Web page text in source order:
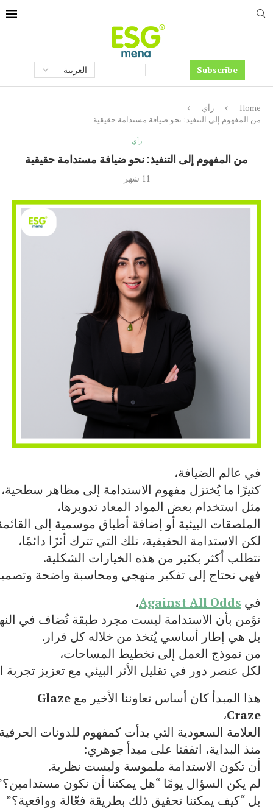
Subscribe
Home
رأي
من المفهوم إلى التنفيذ: نحو ضيافة مستدامة حقيقية
رأي
من المفهوم إلى التنفيذ: نحو ضيافة مستدامة حقيقية
11 شهر
في عالم الضيافة،
كثيرًا ما يُختزل مفهوم الاستدامة إلى مظاهر سطحية،
مثل استخدام بعض المواد المعاد تدويرها،
الملصقات البيئية أو إضافة أطباق موسمية إلى
لكن الاستدامة الحقيقية، تلك التي تترك أثرًا دائمًا،
تتطلب أكثر بكثير من هذه الخيارات الشكلية.
فهي تحتاج إلى تفكير منهجي ومحاسبة واضحة
في Against All Odds،
نؤمن بأن الاستدامة ليست مجرد طبقة تُضاف في
بل هي إطار أساسي يُتخذ من خلاله كل قرار.
من نموذج العمل إلى تخطيط المساحات،
لكل عنصر دور في تقليل الأثر البيئي مع تعزيز
هذا المبدأ كان أساس تعاوننا الأخير مع Glaze
Craze،
العلامة السعودية التي بدأت كمفهوم للدونات
منذ البداية، اتفقنا على مبدأ جوهري:
أن تكون الاستدامة ملموسة وليست نظرية.
لم يكن السؤال يومًا “هل يمكننا أن نكون
بل “كيف يمكننا تحقيق ذلك بطريقة فعّالة وواقعية؟”